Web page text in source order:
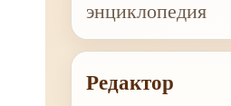
энциклопедия
Редактор